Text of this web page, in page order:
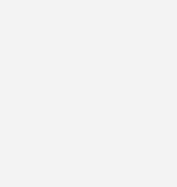
angebotenen